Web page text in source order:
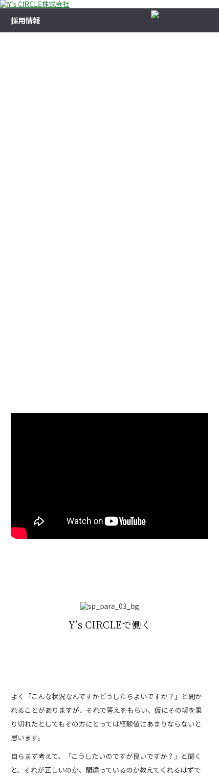
採用情報
Y’s CIRCLEで働く
よく「こんな状況なんですかどうしたらよいですか？」と聞か
れることがありますが、それで答えをもらい、仮にその場を乗
り切れたとしてもその方にとっては経験値にあまりならないと
思います。
自らまず考えて、「こうしたいのですが良いですか？」と聞く
と、それが正しいのか、間違っているのか教えてくれるはずで